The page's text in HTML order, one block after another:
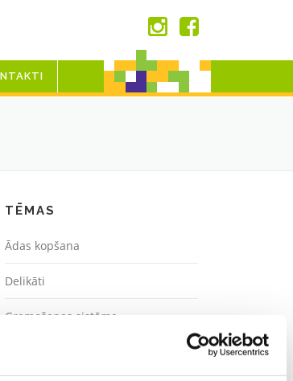
TĒMAS
Ādas kopšana
Delikāti
Gremošanas sistēma